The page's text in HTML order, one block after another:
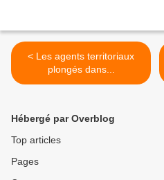
< Les agents territoriaux
plongés dans...
Hébergé par Overblog
Top articles
Pages